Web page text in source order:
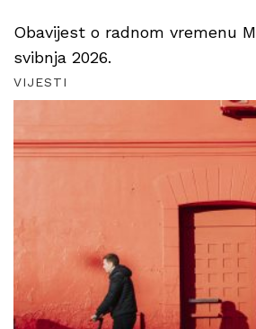
Obavijest o radnom vremenu
svibnja 2026.
VIJESTI